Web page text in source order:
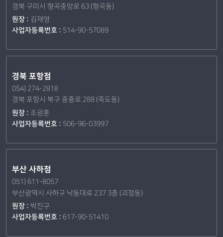
경북 구미시 형곡중앙로 63 (형곡동)
원장 : 김재영
사업자등록번호 : 514-90-57089
경북 포항점
054) 274-2818
경북 포항시 북구 중흥로 288 (죽도동)
원장 :조광훈
사업자등록번호 : 506-96-03997
부산 사하점
051) 611-8057
부산광역시 사하구 낙동대로 237 3층 (괴정동)
원장 : 박진구
사업자등록번호 : 617-90-51410